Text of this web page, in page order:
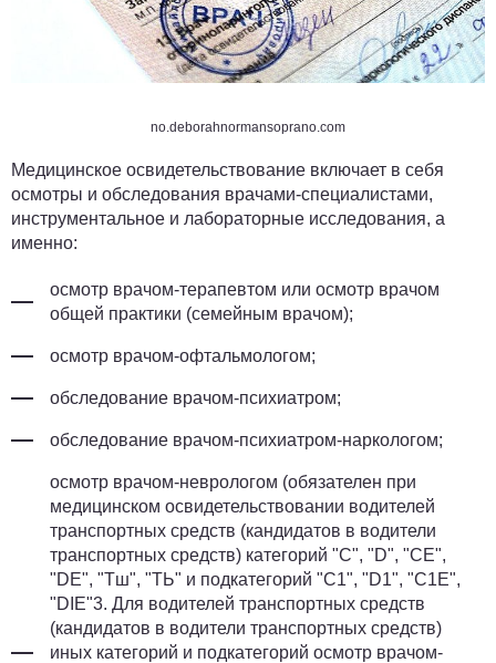
no.deborahnormansoprano.com
Медицинское освидетельствование включает в себя
осмотры и обследования врачами-специалистами,
инструментальное и лабораторные исследования, а
именно:
осмотр врачом-терапевтом или осмотр врачом
общей практики (семейным врачом);
осмотр врачом-офтальмологом;
обследование врачом-психиатром;
обследование врачом-психиатром-наркологом;
осмотр врачом-неврологом (обязателен при
медицинском освидетельствовании водителей
транспортных средств (кандидатов в водители
транспортных средств) категорий "С", "D", "СЕ",
"DE", "Тш", "ТЬ" и подкатегорий "С1", "D1", "С1Е",
"DIE"3. Для водителей транспортных средств
(кандидатов в водители транспортных средств)
иных категорий и подкатегорий осмотр врачом-